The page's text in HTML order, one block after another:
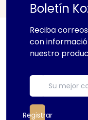
Boletín
Reciba
con
nuestro
Registrar